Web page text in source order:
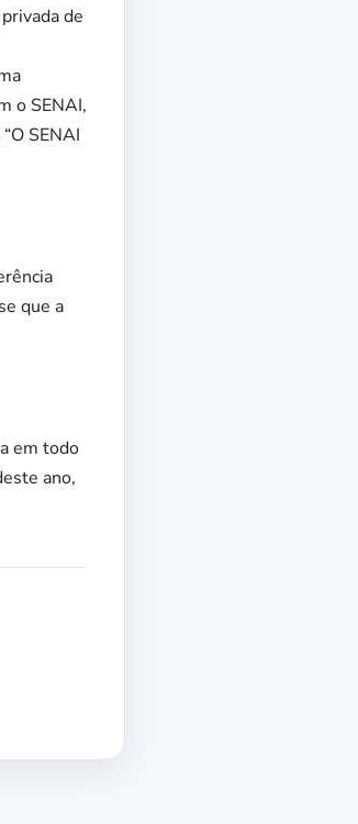
de
o SENAI,
SENAI
que a
em todo
ano,